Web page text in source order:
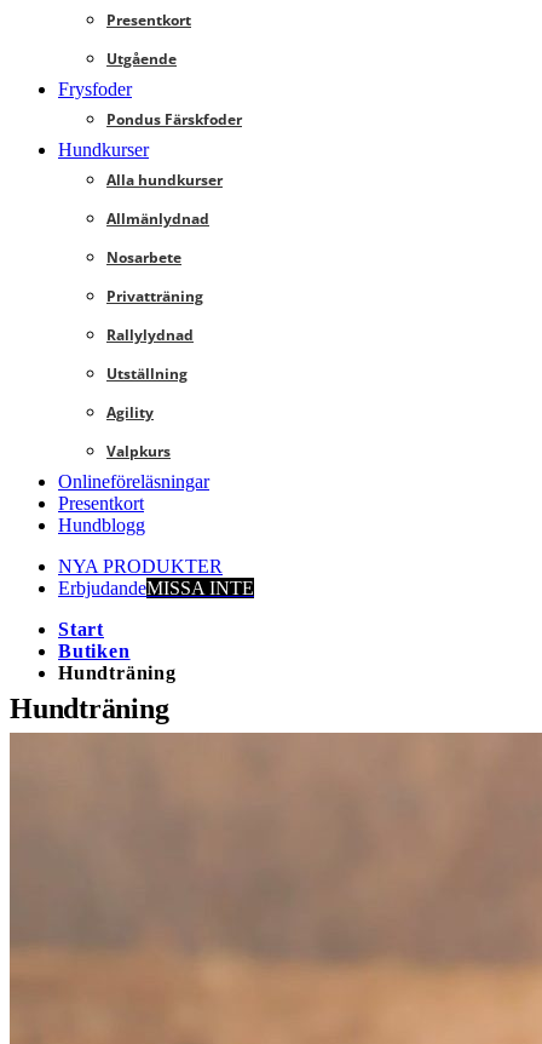
Presentkort
Utgående
Frysfoder
Pondus Färskfoder
Hundkurser
Alla hundkurser
Allmänlydnad
Nosarbete
Privatträning
Rallylydnad
Utställning
Agility
Valpkurs
Onlineföreläsningar
Presentkort
Hundblogg
NYA PRODUKTER
ErbjudandeMISSA INTE
Start
Butiken
Hundträning
Hundträning